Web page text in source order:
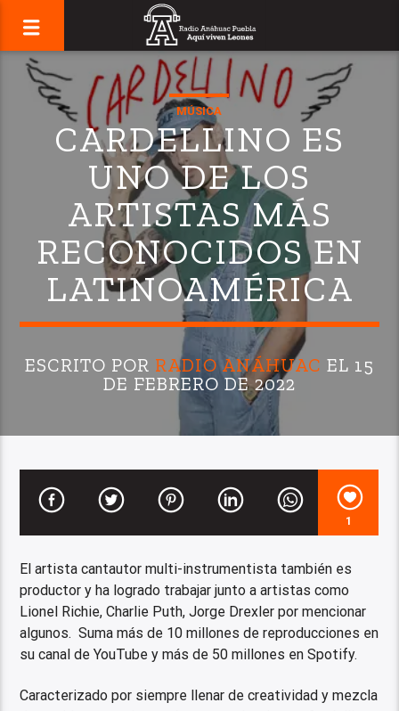
MÚSICA
CARDELLINO ES
UNO DE LOS
ARTISTAS MÁS
RECONOCIDOS EN
LATINOAMÉRICA
ESCRITO POR RADIO ANÁHUAC EL 15
DE FEBRERO DE 2022
1
El artista cantautor multi-instrumentista también es
productor y ha logrado trabajar junto a artistas como
Lionel Richie, Charlie Puth, Jorge Drexler por mencionar
algunos. Suma más de 10 millones de reproducciones en
su canal de YouTube y más de 50 millones en Spotify.
Caracterizado por siempre llenar de creatividad y mezcla